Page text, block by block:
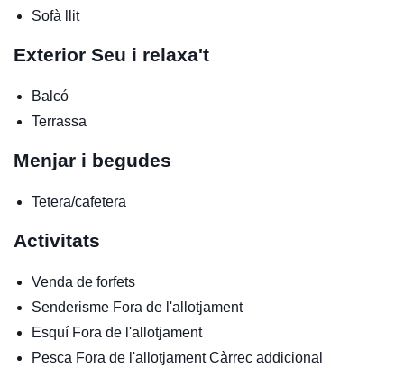
Sofà llit
Exterior Seu i relaxa't
Balcó
Terrassa
Menjar i begudes
Tetera/cafetera
Activitats
Venda de forfets
Senderisme Fora de l'allotjament
Esquí Fora de l'allotjament
Pesca Fora de l'allotjamentCàrrec addicional